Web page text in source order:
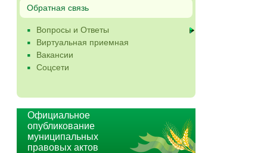
Обратная связь
Вопросы и Ответы
Виртуальная приемная
Вакансии
Соцсети
Официальное
опубликование
муниципальных
правовых актов